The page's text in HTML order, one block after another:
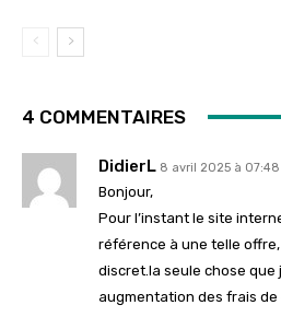
4 COMMENTAIRES
DidierL 8 avril 2025 à 07:48
Bonjour,
Pour l’instant le site
référence à une telle offre,
discret.la seule chose que
augmentation des frais de